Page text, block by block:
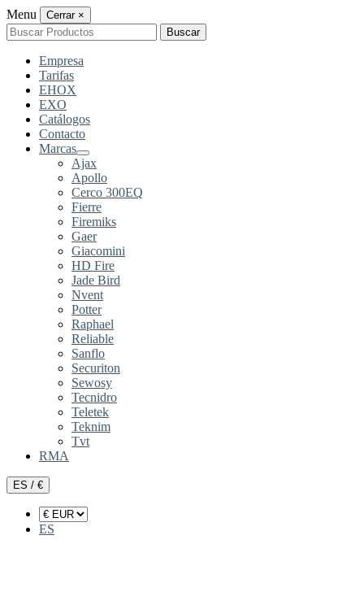
Menu Cerrar ×
Buscar
por:
Buscar
Empresa
Tarifas
EHOX
EXO
Catálogos
Contacto
Marcas
Ajax
Apollo
Cerco 300EQ
Fierre
Firemiks
Gaer
Giacomini
HD Fire
Jade Bird
Nvent
Potter
Raphael
Reliable
Sanflo
Securiton
Sewosy
Tecnidro
Teletek
Teknim
Tvt
RMA
ES / €
ES